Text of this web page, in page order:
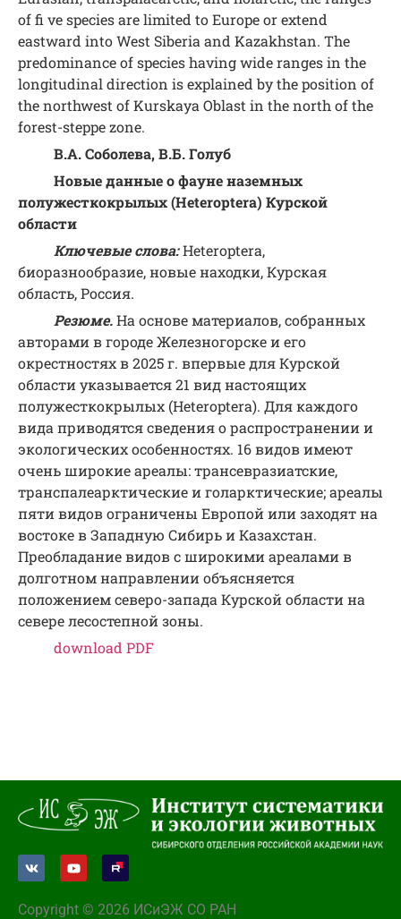
of fi ve species are limited to Europe or extend
eastward into West Siberia and Kazakhstan. The
predominance of species having wide ranges in the
longitudinal direction is explained by the position of
the northwest of Kurskaya Oblast in the north of the
forest-steppe zone.
В.А. Соболева, В.Б. Голуб
Новые данные о фауне наземных
полужесткокрылых (Heteroptera) Курской
области
Ключевые слова:Heteroptera,
биоразнообразие, новые находки, Курская
область, Россия.
Резюме.На основе материалов, собранных
авторами в городе Железногорске и его
окрестностях в 2025 г. впервые для Курской
области указывается 21 вид настоящих
полужесткокрылых (Heteroptera). Для каждого
вида приводятся сведения о распространении и
экологических особенностях. 16 видов имеют
очень широкие ареалы: трансевразиатские,
транспалеарктические и голарктические; ареалы
пяти видов ограничены Европой или заходят на
востоке в Западную Сибирь и Казахстан.
Преобладание видов с широкими ареалами в
долготном направлении объясняется
положением северо-запада Курской области на
севере лесостепной зоны.
download PDF
Copyright © 2026 ИСиЭЖ СО РАН